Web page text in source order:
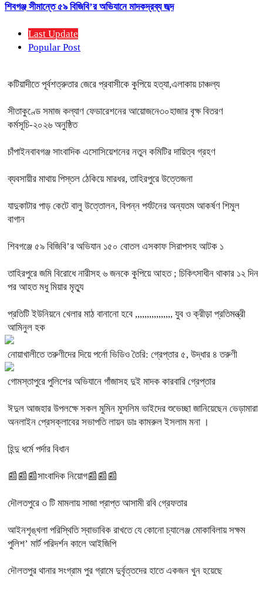
শিবগঞ্জ সীমান্তে ৫৯ বিজিবি’র অভিযানে মাদকদ্রব্য জব্দ
Last Update
Popular Post
কটিয়াদীতে পূর্বশত্রুতার জেরে প্রবাসীকে কুপিয়ে হত্যা,এলাকায় চাঞ্চল্য
সীতাকুণ্ডে সমাজ কল্যাণ ফেডারেশনের আয়োজনে৩০হাজার বৃক্ষ বিতরণ
কর্মসূচি-২০২৬ অনুষ্ঠিত
চাঁপাইনবাবগঞ্জ সাংবাদিক এসোসিয়েশনের নতুন কমিটির দায়িত্ব গ্রহণ
ব্যবসায়ীর মাথায় পিস্তল ঠেকিয়ে মারধর, তাহিরপুরে উত্তেজনা
যাদুকাটার পাড় কেটে বালু উত্তোলন, বিপন্ন পর্যটনের অন্যতম আকর্ষণ শিমুল
বাগান
শিবগঞ্জে ৫৯ বিজিবি’র অভিযান ১৫০ বোতল এসকাফ সিরাপসহ আটক ১
তাহিরপুরে জমি বিরোধে নারীসহ ৬ জনকে কুপিয়ে আহত ; চিকিৎসাধীন থাকার ১২ দিন
পর আহত মধু মিয়ার মৃত্যু
প্রতিটি ইউনিয়নে খেলার মাঠ বানানো হবে ,,,,,,,,,,,,,,,, যুব ও ক্রীড়া প্রতিমন্ত্রী
আমিনুল হক
নোয়াখালীতে তরুণীদের দিয়ে পর্নো ভিডিও তৈরি: গ্রেপ্তার ৫, উদ্ধার ৪ তরুণী
গোমস্তাপুরে পুলিশের অভিযানে গাঁজাসহ দুই মাদক কারবারি গ্রেপ্তার
ঈদুল আজহার উপলক্ষে সকল মুমিন মুসলিম ভাইদের শুভেচ্ছা জানিয়েছেন ভেড়ামারা
অনলাইন প্রেসক্লাবের সভাপতি লায়ন ডাঃ কামরুল ইসলাম মনা ।
হিন্দু ধর্মে পর্দার বিধান
📰📰📰সাংবাদিক নিয়োগ📰📰📰
দৌলতপুরে ৩ টি মামলায় সাজা প্রাপ্ত আসামী রবি গ্রেফতার
আইনশৃঙ্খলা পরিস্থিতি স্বাভাবিক রাখতে যে কোনো চ্যালেঞ্জ মোকাবিলায় সক্ষম
পুলিশ’ মার্ট পরিদর্শন কালে আইজিপি
দৌলতপুর থানার সংগ্রাম পুর গ্রামে দুর্বৃত্তদের হাতে একজন খুন হয়েছে